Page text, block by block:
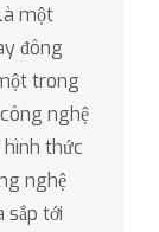
một
đông
trong
nghệ
thức
nghệ
sắp tới